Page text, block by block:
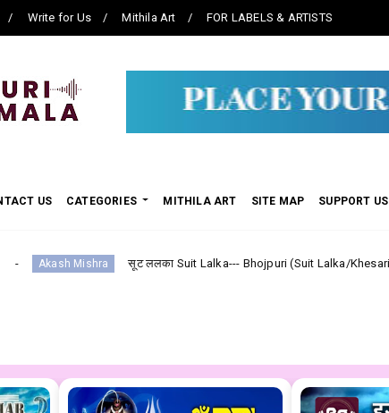
Write for Us Mithila Art FOR LABELS & ARTISTS
US CATEGORIES MITHILA ART SITE MAP SUPPORT US
सूट ललका Suit Lalka--- Bhojpuri (Suit Lalka/Khesarilal Yadav) Lyrics